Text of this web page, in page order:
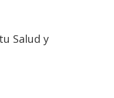
Salud y